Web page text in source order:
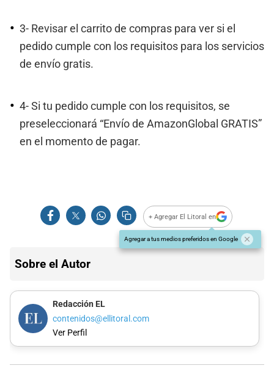
3- Revisar el carrito de compras para ver si el
pedido cumple con los requisitos para los servicios
de envío gratis.
4- Si tu pedido cumple con los requisitos, se
preseleccionará “Envío de AmazonGlobal GRATIS”
en el momento de pagar.
+ Agregar El Litoral en
Agregar a tus medios preferidos en Google
Sobre el Autor
Redacción EL
contenidos@ellitoral.com
Ver Perfil